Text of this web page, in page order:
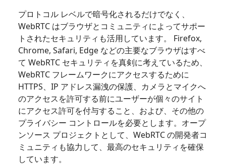
プロトコル レベルで暗号化されるだけでなく、
WebRTC はブラウザとコミュニティによってサポー
トされたセキュリティも活用しています。 Firefox,
Chrome, Safari, Edge などの主要なブラウザはすべ
て WebRTC セキュリティを真剣に考えているため、
WebRTC フレームワークにアクセスするために
HTTPS、IP アドレス漏洩の保護、カメラとマイクへ
のアクセスを許可する前にユーザーが個々のサイト
にアクセス許可を付与すること、および、その他の
プライバシー コントロールを必要とします。オープ
ンソース プロジェクトとして、WebRTC の開発者コ
ミュニティも協力して、最高のセキュリティを確保
しています。